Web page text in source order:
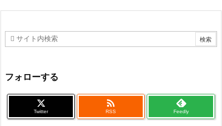
フォローする
Twitter

RSS Feedly